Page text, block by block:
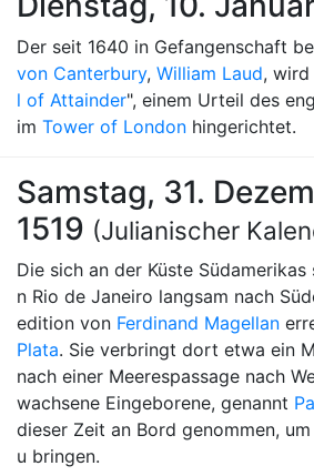
Der seit 1640 in Gefangenschaft
von Canterbury, William Laud, wird
l of Attainder", einem Urteil des
im Tower of London hingerichtet.
Samstag, 31.
1519 (Julianischer
Die sich an der Küste
n Rio de Janeiro langsam nach
edition von Ferdinand Magellan
Plata. Sie verbringt dort etwa ein
nach einer Meerespassage nach
wachsene Eingeborene, genannt
dieser Zeit an Bord genommen,
u bringen.